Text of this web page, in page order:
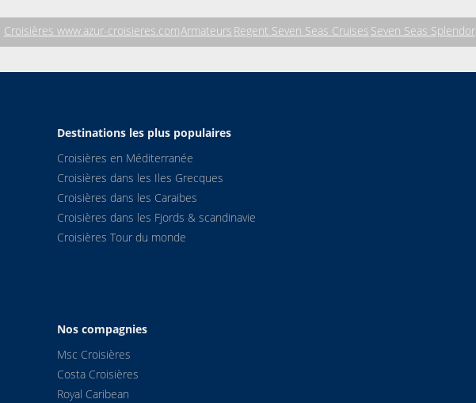
Croisières www.azur-croisieres.comArmateurs Regent Seven Seas Cruises Seven Seas Splendor
Destinations les plus populaires
Croisières en Méditerranée
Croisières dans les Iles Grecques
Croisières dans les Caraibes
Croisières dans les Fjords & scandinavie
Croisières Tour du monde
Nos compagnies
Msc Croisières
Costa Croisières
Royal Caribean